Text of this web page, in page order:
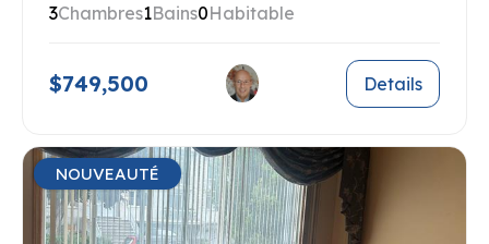
3Chambres1Bains0Habitable
$749,500 Details
NOUVEAUTÉ